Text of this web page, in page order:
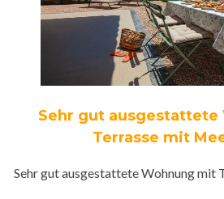
Sehr gut
Terrasse mit
Sehr gut ausgestattete Wohnung mit